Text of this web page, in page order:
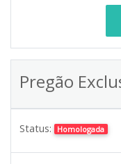
Pregão
Status: Homologada